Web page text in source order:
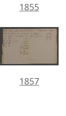
1855
1857